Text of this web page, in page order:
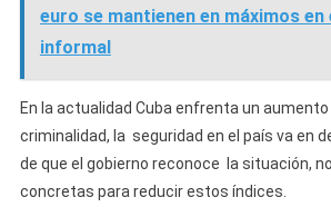
euro se mantienen en máximos en
informal
En la actualidad Cuba enfrenta un
criminalidad, la seguridad en el país va en
de que el gobierno reconoce la situación,
concretas para reducir estos índices.